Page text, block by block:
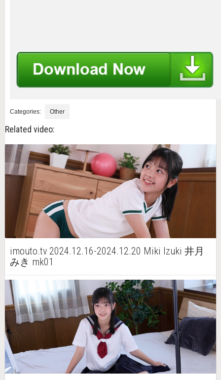
Categories: Other
Related video:
imouto.tv 2024.12.16-2024.12.20 Miki Izuki 井月
みき mk01